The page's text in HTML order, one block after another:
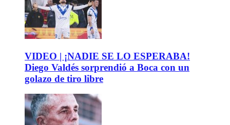
VIDEO | ¡NADIE SE LO ESPERABA!
Diego Valdés sorprendió a Boca con un
golazo de tiro libre